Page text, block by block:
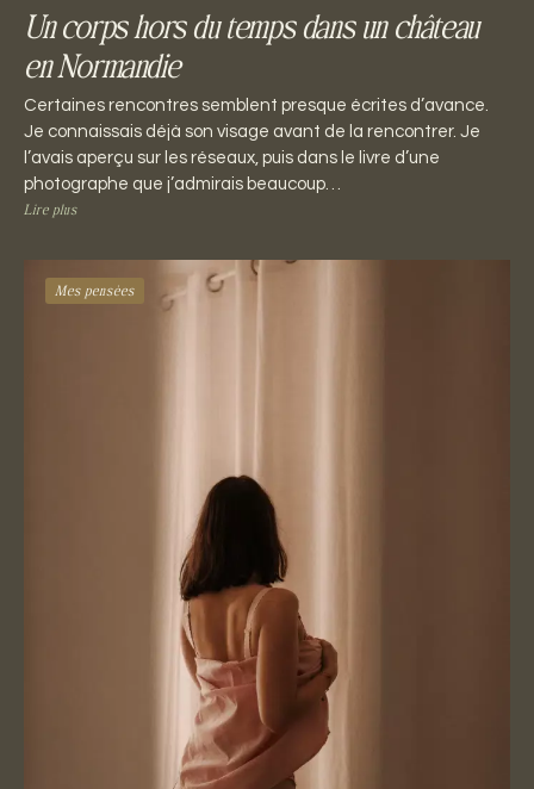
Un corps hors du temps dans un château
en Normandie
Certaines rencontres semblent presque écrites d’avance.
Je connaissais déjà son visage avant de la rencontrer. Je
l’avais aperçu sur les réseaux, puis dans le livre d’une
photographe que j’admirais beaucoup…
Lire plus
Mes pensées